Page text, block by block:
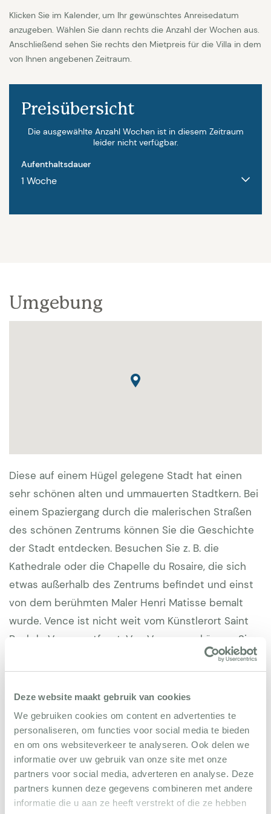
Deze website maakt gebruik van cookies
We gebruiken cookies om content en advertenties te
personaliseren, om functies voor social media te bieden
en om ons websiteverkeer te analyseren. Ook delen we
informatie over uw gebruik van onze site met onze
partners voor social media, adverteren en analyse. Deze
partners kunnen deze gegevens combineren met andere
informatie die u aan ze heeft verstrekt of die ze hebben
Kaffeemaschine mit Bohnen und Weinkühlschrank.
Es stehen 5 geräumige Schlafzimmer (zwei oben
Verfügung. Ausserdem gibt es einen Raum der als
TV Zimmer eigerichtet ist und weitere Schlafplätze
Ein Gäste WC steht ebenfalls zur Verfügung.
Klicken Sie im Kalender, um Ihr gewünschtes Anreisedatum
anzugeben. Wählen Sie dann rechts die Anzahl der Wochen aus.
Anschließend sehen Sie rechts den Mietpreis für die Villa in dem
von Ihnen angebenen Zeitraum.
Preisübersicht
Die ausgewählte Anzahl Wochen ist in diesem Zeitraum
leider nicht verfügbar.
Aufenthaltsdauer
Umgebung
Diese auf einem Hügel gelegene Stadt hat einen
sehr schönen alten und ummauerten Stadtkern. Bei
einem Spaziergang durch die malerischen Straßen
des schönen Zentrums können Sie die Geschichte
der Stadt entdecken. Besuchen Sie z. B. die
Kathedrale oder die Chapelle du Rosaire, die sich
etwas außerhalb des Zentrums befindet und einst
von dem berühmten Maler Henri Matisse bemalt
wurde. Vence ist nicht weit vom Künstlerort Saint
Paul de Vence entfernt. Von Vence aus können Sie
ebenfalls die größeren Städte wie Grasse und Nizza
besuchen. Sowohl die Berge als auch das Meer sind
ganz in der Nähe. In Vence gibt es viele gute
Restaurants, in denen Sie köstlich essen können.
Sehr zu empfehlen ist La Farigoule.